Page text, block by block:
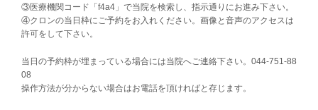
③医療機関コード「f4a4」で当院を検索し、指示通りにお進み下さい。
④クロンの当日枠にご予約をお入れください。画像と音声のアクセスは
許可をして下さい。
当日の予約枠が埋まっている場合には当院へご連絡下さい。044-751-88
08
操作方法が分からない場合はお電話を頂ければと存じます。